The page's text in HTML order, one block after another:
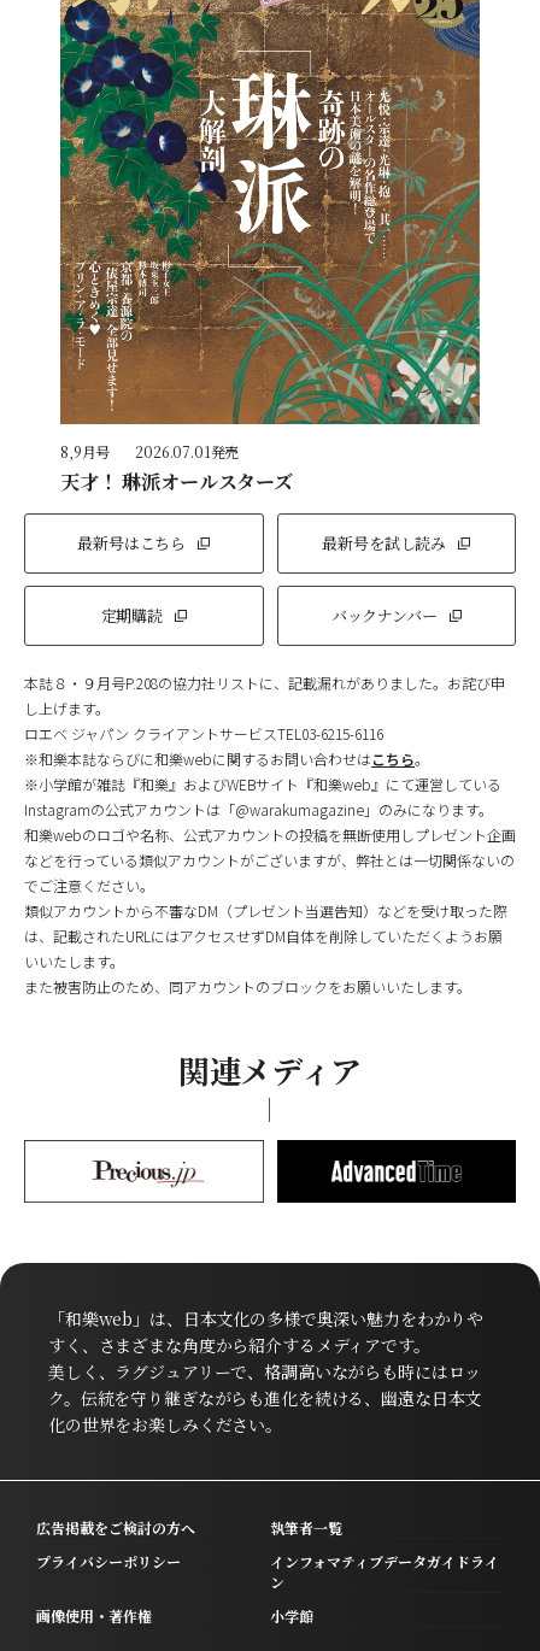
8,9月号 2026.07.01発売
天才！ 琳派オールスターズ
最新号はこちら 最新号を試し読み
定期購読 バックナンバー
本誌８・９月号P.208の協力社リストに、記載漏れがありました。お詫び申
し上げます。
ロエベ ジャパン クライアントサービスTEL03-6215-6116
※和樂本誌ならびに和樂webに関するお問い合わせはこちら。
※小学館が雑誌『和樂』およびWEBサイト『和樂web』にて運営している
Instagramの公式アカウントは「@warakumagazine」のみになります。
和樂webのロゴや名称、公式アカウントの投稿を無断使用しプレゼント企画
などを行っている類似アカウントがございますが、弊社とは一切関係ないの
でご注意ください。
類似アカウントから不審なDM（プレゼント当選告知）などを受け取った際
は、記載されたURLにはアクセスせずDM自体を削除していただくようお願
いいたします。
また被害防止のため、同アカウントのブロックをお願いいたします。
関連メディア
「和樂web」は、日本文化の多様で奥深い魅力をわかりや
すく、さまざまな角度から紹介するメディアです。
美しく、ラグジュアリーで、格調高いながらも時にはロッ
ク。伝統を守り継ぎながらも進化を続ける、幽遠な日本文
化の世界をお楽しみください。
広告掲載をご検討の方へ
執筆者一覧
プライバシーポリシー
インフォマティブデータガイドライ
ン
画像使用・著作権
小学館